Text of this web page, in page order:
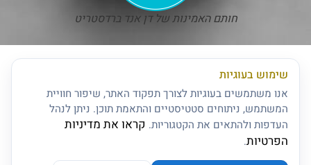
חותם האמינות של דן אנד ברדסטריט
שימוש בעוגיות
אנו משתמשים בעוגיות לצורך תפקוד האתר, שיפור חוויית
המשתמש, ניתוחים סטטיסטיים והתאמת תוכן. ניתן לנהל
העדפות ולהתאים את הקטגוריות. קראו את מדיניות
הפרטיות.